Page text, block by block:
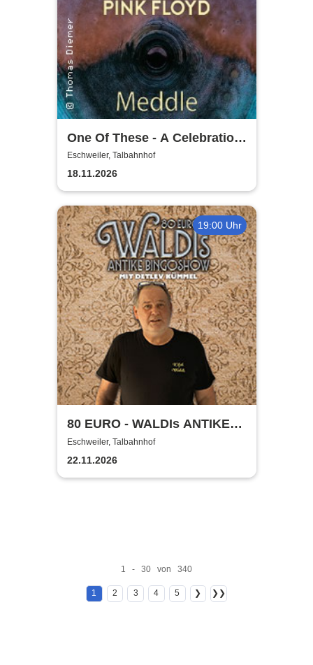
One Of These - A Celebration
of Pink Floyd / Early Years:
Meddle
Eschweiler, Talbahnhof
18.11.2026
19:00 Uhr
80 EURO - WALDIs ANTIKE
BINGOSHOW
Eschweiler, Talbahnhof
22.11.2026
1 - 30 von 340
1 2 3 4 5 ❯ ❯❯